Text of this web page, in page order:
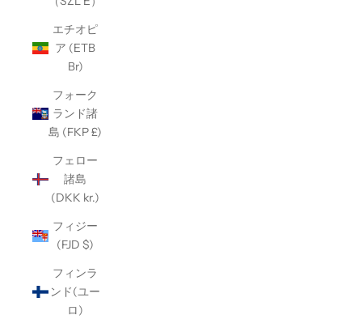
エチオピ
ア (ETB
Br)
フォーク
ランド諸
島 (FKP £)
フェロー
諸島
(DKK kr.)
フィジー
(FJD $)
フィンラ
ンド(ユー
ロ)